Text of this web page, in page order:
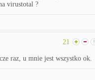
virustotal ?
21
raz, u mnie jest wszystko ok.